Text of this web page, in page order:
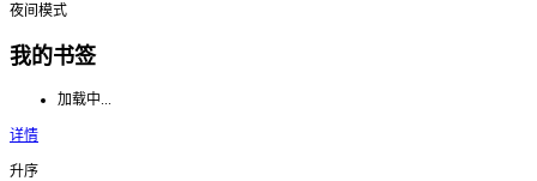
夜间模式
我的书签
加载中...
详情
升序